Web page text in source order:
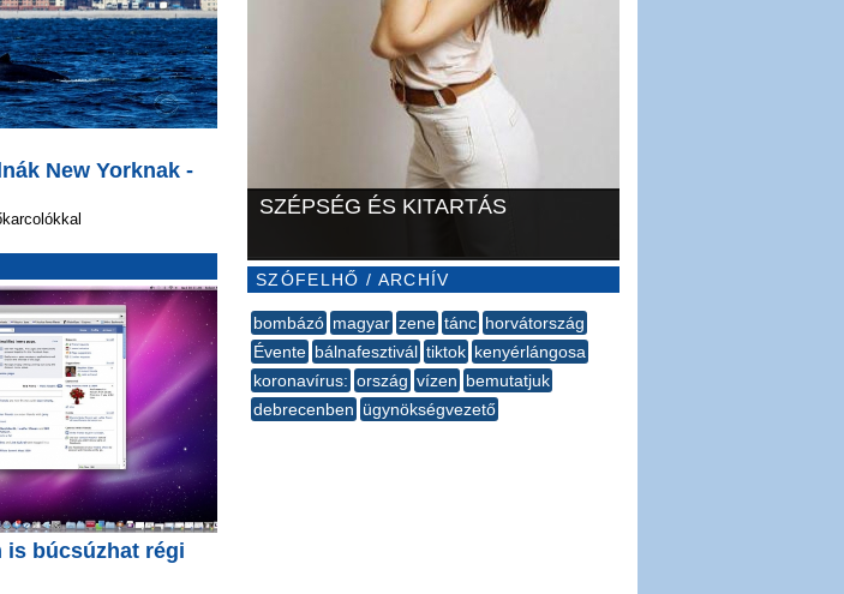
New Yorknak -
is búcsúzhat régi
SZÉPSÉG ÉS KITARTÁS
SZÓFELHŐ / ARCHÍV
bombázó magyar zene tánc horvátország
Évente bálnafesztivál tiktok kenyérlángosa
koronavírus: ország vízen bemutatjuk
debrecenben ügynökségvezető